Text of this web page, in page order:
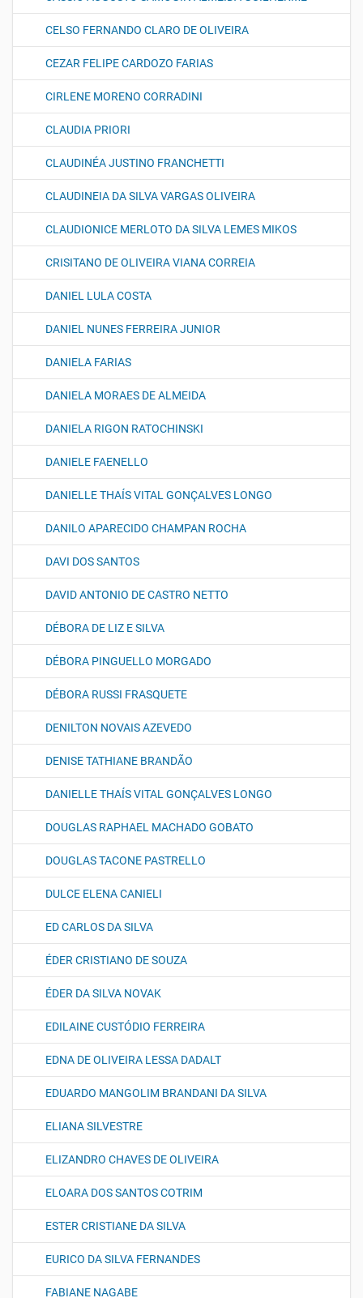
CELSO FERNANDO CLARO DE OLIVEIRA
CEZAR FELIPE CARDOZO FARIAS
CIRLENE MORENO CORRADINI
CLAUDIA PRIORI
CLAUDINÉA JUSTINO FRANCHETTI
CLAUDINEIA DA SILVA VARGAS OLIVEIRA
CLAUDIONICE MERLOTO DA SILVA LEMES MIKOS
CRISITANO DE OLIVEIRA VIANA CORREIA
DANIEL LULA COSTA
DANIEL NUNES FERREIRA JUNIOR
DANIELA FARIAS
DANIELA MORAES DE ALMEIDA
DANIELA RIGON RATOCHINSKI
DANIELE FAENELLO
DANIELLE THAÍS VITAL GONÇALVES LONGO
DANILO APARECIDO CHAMPAN ROCHA
DAVI DOS SANTOS
DAVID ANTONIO DE CASTRO NETTO
DÉBORA DE LIZ E SILVA
DÉBORA PINGUELLO MORGADO
DÉBORA RUSSI FRASQUETE
DENILTON NOVAIS AZEVEDO
DENISE TATHIANE BRANDÃO
DANIELLE THAÍS VITAL GONÇALVES LONGO
DOUGLAS RAPHAEL MACHADO GOBATO
DOUGLAS TACONE PASTRELLO
DULCE ELENA CANIELI
ED CARLOS DA SILVA
ÉDER CRISTIANO DE SOUZA
ÉDER DA SILVA NOVAK
EDILAINE CUSTÓDIO FERREIRA
EDNA DE OLIVEIRA LESSA DADALT
EDUARDO MANGOLIM BRANDANI DA SILVA
ELIANA SILVESTRE
ELIZANDRO CHAVES DE OLIVEIRA
ELOARA DOS SANTOS COTRIM
ESTER CRISTIANE DA SILVA
EURICO DA SILVA FERNANDES
FABIANE NAGABE